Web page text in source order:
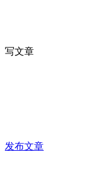
写文章
发布文章